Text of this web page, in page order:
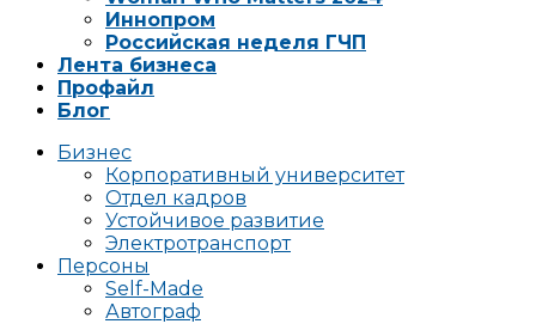
Иннопром
Российская неделя ГЧП
Лента бизнеса
Профайл
Блог
Бизнес
Корпоративный университет
Отдел кадров
Устойчивое развитие
Электротранспорт
Персоны
Self-Made
Автограф